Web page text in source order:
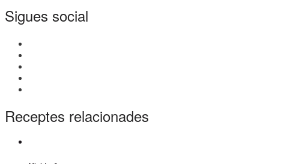
Sigues social
Receptes relacionades